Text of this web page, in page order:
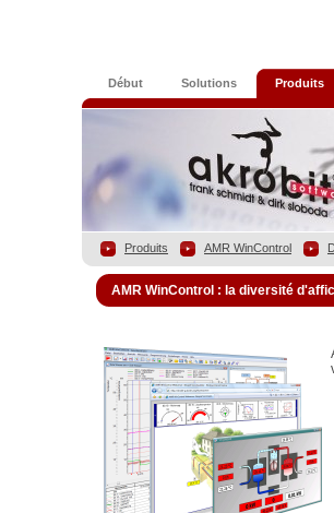
Début Solutions Produits
Produits AMR WinControl
AMR WinControl : la diversité